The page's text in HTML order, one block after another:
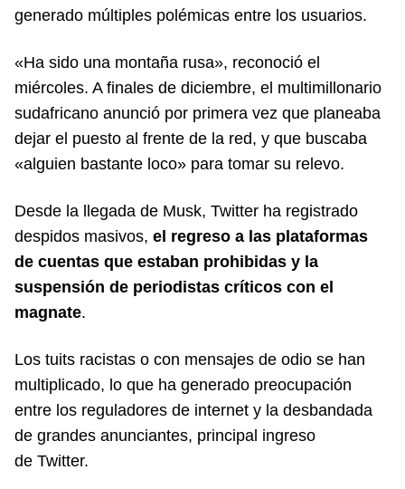
generado múltiples polémicas entre los usuarios.
«Ha sido una montaña rusa», reconoció el
miércoles. A finales de diciembre, el multimillonario
sudafricano anunció por primera vez que planeaba
dejar el puesto al frente de la red, y que buscaba
«alguien bastante loco» para tomar su relevo.
Desde la llegada de Musk, Twitter ha registrado
despidos masivos, el regreso a las plataformas
de cuentas que estaban prohibidas y la
suspensión de periodistas críticos con el
magnate.
Los tuits racistas o con mensajes de odio se han
multiplicado, lo que ha generado preocupación
entre los reguladores de internet y la desbandada
de grandes anunciantes, principal ingreso
de Twitter.